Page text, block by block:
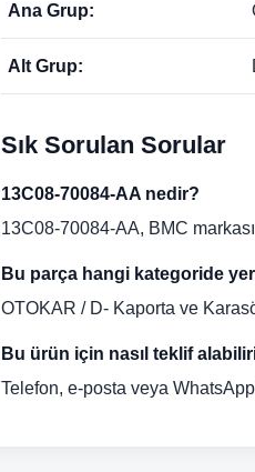
Ana Grup:
Alt Grup:
Sık Sorulan Sorular
13C08-70084-AA nedir?
13C08-70084-AA, BMC
Bu parça hangi kategoride yer
OTOKAR / D- Kaporta ve
Bu ürün için nasıl teklif
Telefon, e-posta veya